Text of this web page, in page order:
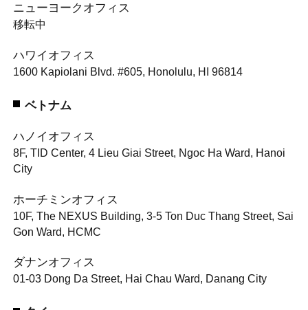
ニューヨークオフィス
移転中
ハワイオフィス
1600 Kapiolani Blvd. #605, Honolulu, HI 96814
ベトナム
ハノイオフィス
8F, TID Center, 4 Lieu Giai Street, Ngoc Ha Ward, Hanoi
City
ホーチミンオフィス
10F, The NEXUS Building, 3-5 Ton Duc Thang Street, Sai
Gon Ward, HCMC
ダナンオフィス
01-03 Dong Da Street, Hai Chau Ward, Danang City